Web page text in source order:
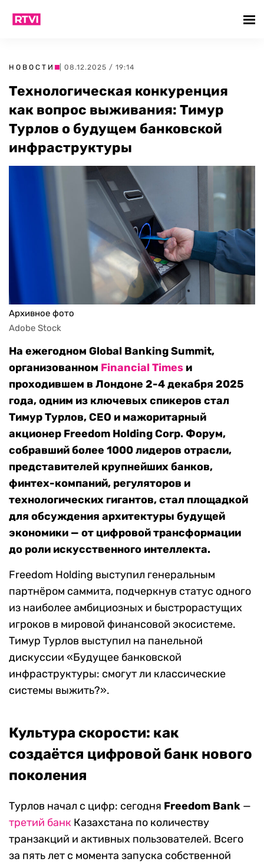
НОВОСТИ | 08.12.2025 / 19:14
Технологическая конкуренция
как вопрос выживания: Тимур
Турлов о будущем банковской
инфраструктуры
Архивное фото
Adobe Stock
На ежегодном Global Banking Summit,
организованном Financial Times и
проходившем в Лондоне 2-4 декабря 2025
года, одним из ключевых спикеров стал
Тимур Турлов, CEO и мажоритарный
акционер Freedom Holding Corp. Форум,
собравший более 1000 лидеров отрасли,
представителей крупнейших банков,
финтех-компаний, регуляторов и
технологических гигантов, стал площадкой
для обсуждения архитектуры будущей
экономики — от цифровой трансформации
до роли искусственного интеллекта.
Freedom Holding выступил генеральным
партнёром саммита, подчеркнув статус одного
из наиболее амбициозных и быстрорастущих
игроков в мировой финансовой экосистеме.
Тимур Турлов выступил на панельной
дискуссии «Будущее банковской
инфраструктуры: смогут ли классические
системы выжить?».
Культура скорости: как
создаётся цифровой банк нового
поколения
Турлов начал с цифр: сегодня Freedom Bank —
третий банк Казахстана по количеству
транзакций и активных пользователей. Всего
за пять лет с момента запуска собственной